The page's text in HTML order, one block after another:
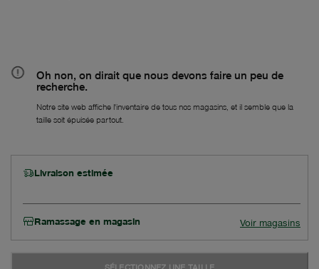
Oh non, on dirait que nous devons faire un peu de
recherche.
Notre site web affiche l'inventaire de tous nos magasins, et il semble que la
taille soit épuisée partout.
Livraison estimée
Ramassage en magasin Voir magasins